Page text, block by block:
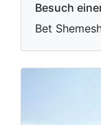
Besuch
Bet